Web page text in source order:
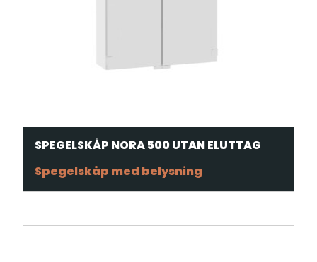
SPEGELSKÅP NORA 500 UTAN ELUTTAG
Spegelskåp med belysning